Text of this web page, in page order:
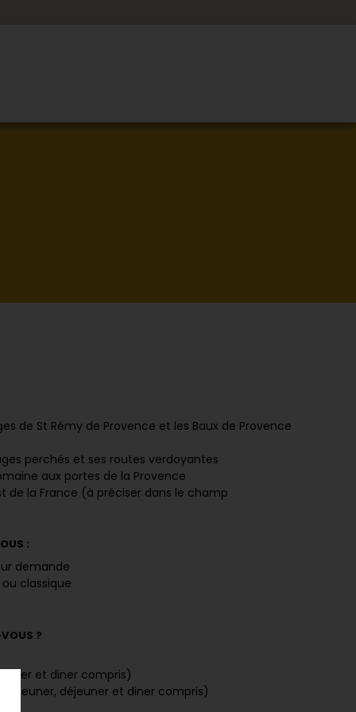
de St Rémy de Provence et les Baux de Provence
perchés et ses routes verdoyantes
aux portes de la Provence
de la France (à préciser dans le champ
:
demande
classique
VOUS ?
et diner compris)
déjeuner et diner compris)